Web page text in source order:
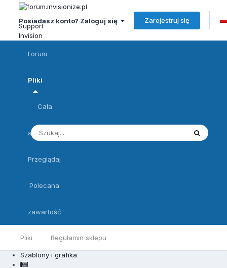
Posiadasz konto? Zaloguj się Zarejestruj się
Forum
Pliki
Pliki Regulamin sklepu
Cała
aktywność
Przeglądaj
Polecana
zawartość
Szablony i grafika